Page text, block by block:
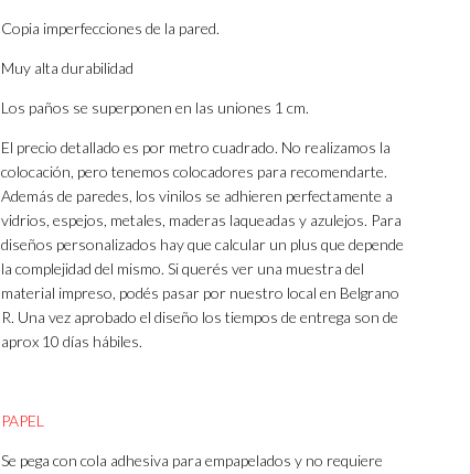
Copia imperfecciones de la pared.
Muy alta durabilidad
Los paños se superponen en las uniones 1 cm.
El precio detallado es por metro cuadrado. No realizamos la
colocación, pero tenemos colocadores para recomendarte.
Además de paredes, los vinilos se adhieren perfectamente a
vidrios, espejos, metales, maderas laqueadas y azulejos. Para
diseños personalizados hay que calcular un plus que depende
la complejidad del mismo. Si querés ver una muestra del
material impreso, podés pasar por nuestro local en Belgrano
R. Una vez aprobado el diseño los tiempos de entrega son de
aprox 10 días hábiles.
PAPEL
Se pega con cola adhesiva para empapelados y no requiere